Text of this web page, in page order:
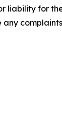
liability for